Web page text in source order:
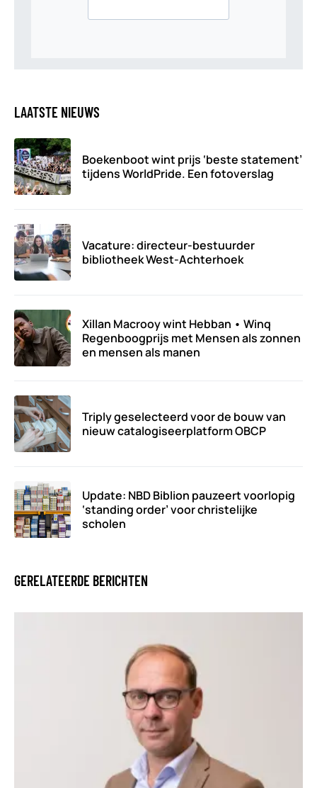
LAATSTE NIEUWS
Boekenboot wint prijs ‘beste statement’
tijdens WorldPride. Een fotoverslag
Vacature: directeur-bestuurder
bibliotheek West-Achterhoek
Xillan Macrooy wint Hebban • Winq
Regenboogprijs met Mensen als zonnen
en mensen als manen
Triply geselecteerd voor de bouw van
nieuw catalogiseerplatform OBCP
Update: NBD Biblion pauzeert voorlopig
‘standing order’ voor christelijke
scholen
GERELATEERDE BERICHTEN